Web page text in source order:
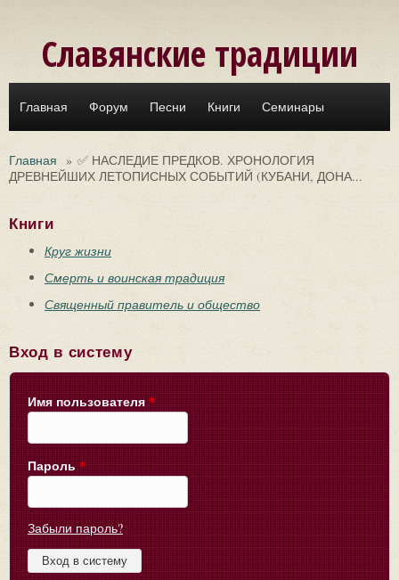
Славянские традиции
Главная Форум Песни Книги Семинары
Главная » ✅ НАСЛЕДИЕ ПРЕДКОВ. ХРОНОЛОГИЯ
ДРЕВНЕЙШИХ ЛЕТОПИСНЫХ СОБЫТИЙ (КУБАНИ, ДОНА...
Книги
Круг жизни
Смерть и воинская традиция
Священный правитель и общество
Вход в систему
Имя пользователя *
Пароль *
Забыли пароль?